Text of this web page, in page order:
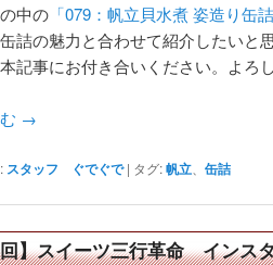
中の 「079：帆立貝水煮 姿造り缶
詰の魅力と合わせて紹介したいと思
記事にお付き合いください。よろ
→
スタッフ ぐでぐで | タグ: 帆立 、缶詰
】スイーツ三行革命 インス